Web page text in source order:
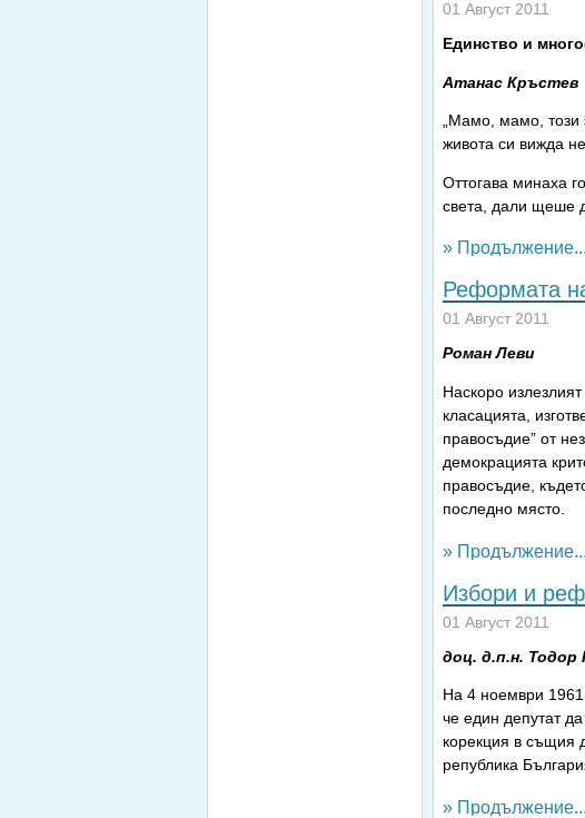
01 Август 2011
Единство и
Атанас Кръстев
„Мамо, мамо, този
живота си вижда
Оттогава минаха
света, дали щеше
» Продължение...
Реформата
01 Август 2011
Роман Леви
Наскоро
класацията,
правосъдие” от
демокрацията
правосъдие,
последно място.
» Продължение...
Избори и
01 Август 2011
доц. д.п.н. Тодор
На 4 ноември
че един депутат
корекция в същия
република
» Продължение...